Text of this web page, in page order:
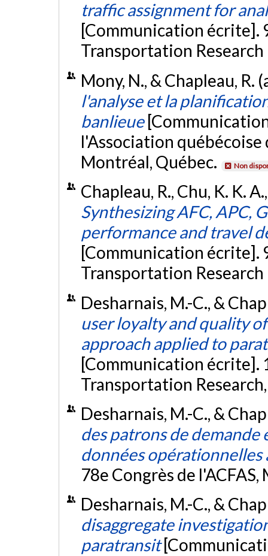
traffic assignment for
[Communication
Transportation
Mony, N., & Chapleau, R.
l'analyse et la
banlieue
l'Association
Montréal, Québec.
Non
Chapleau, R., Chu, K. K.
Synthesizing AFC, APC,
performance and travel
[Communication
Transportation
Desharnais, M.-C., &
user loyalty and quality
approach applied to
[Communication écrite].
Transportation
Desharnais, M.-C., &
des patrons de
données opérationnelles
78e Congrès de
Desharnais, M.-C., &
disaggregate
paratransit